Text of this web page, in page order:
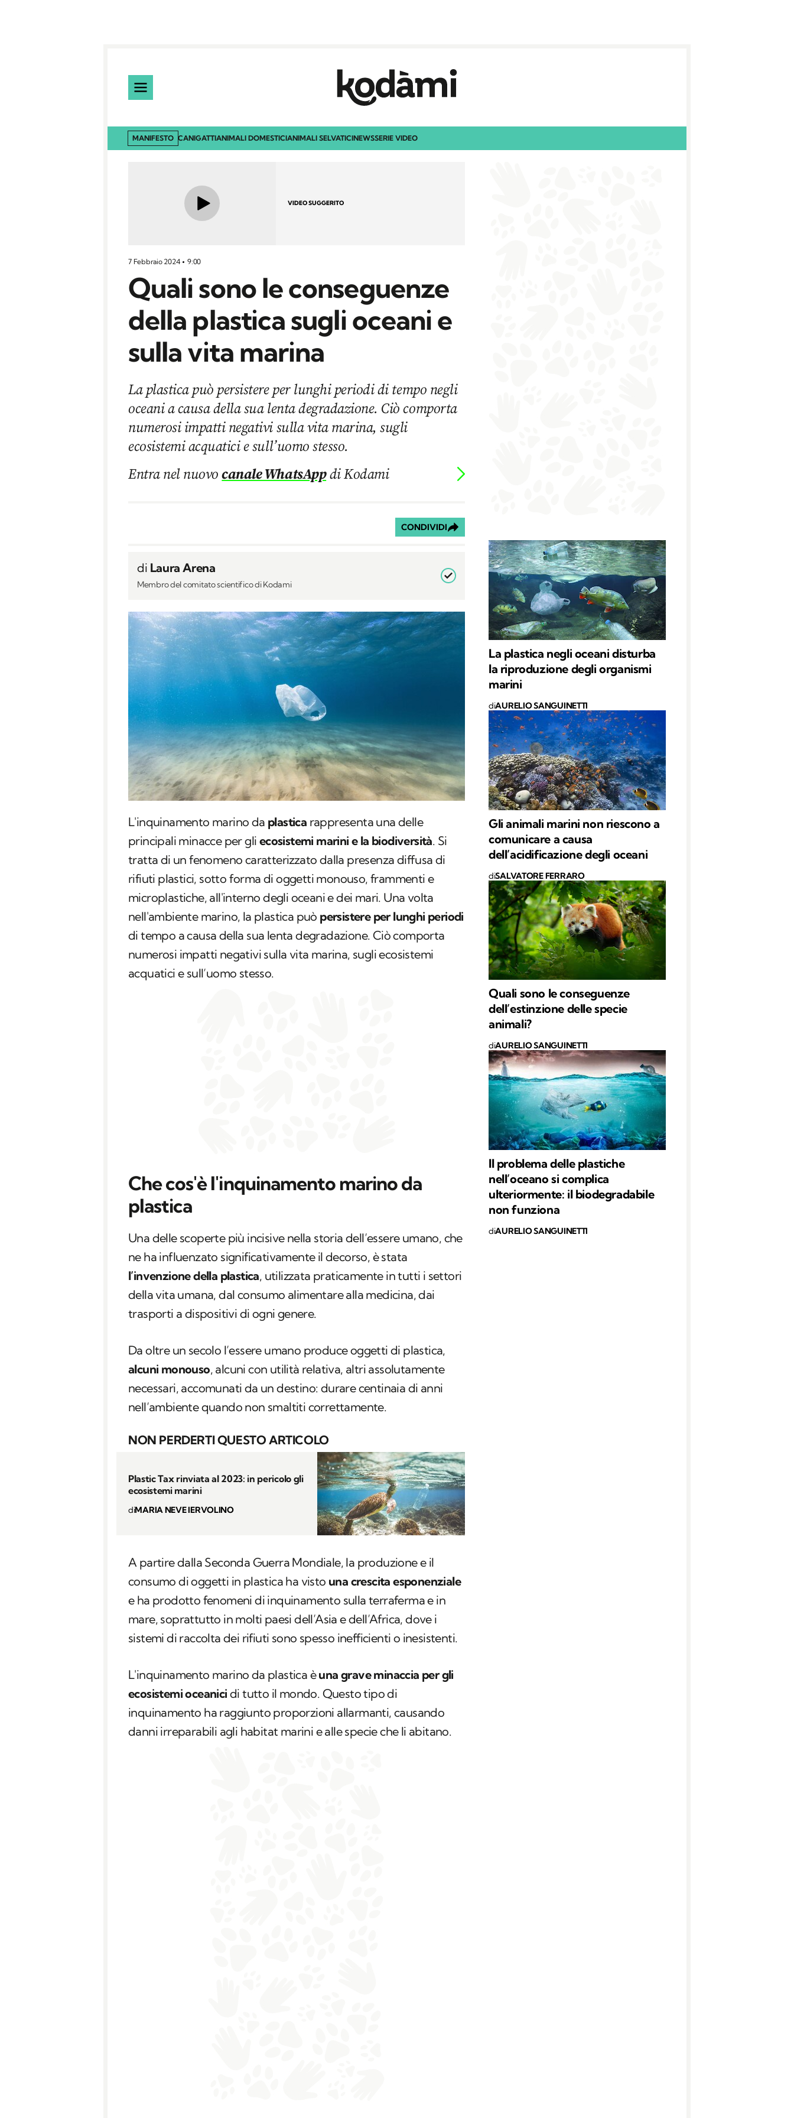
MANIFESTO CANIGATTIANIMALI DOMESTICIANIMALI SELVATICINEWSSERIE VIDEO
VIDEO SUGGERITO
7 Febbraio 2024 9:00
Quali sono le conseguenze
della plastica sugli oceani e
sulla vita marina
La plastica può persistere per lunghi periodi di tempo negli
oceani a causa della sua lenta degradazione. Ciò comporta
numerosi impatti negativi sulla vita marina, sugli
ecosistemi acquatici e sull’uomo stesso.
Entra nel nuovocanale WhatsAppdi Kodami
CONDIVIDI
di Laura Arena
Membro del comitato scientifico di Kodami
L'inquinamento marino da plastica rappresenta una delle
principali minacce per gli ecosistemi marini e la biodiversità. Si
tratta di un fenomeno caratterizzato dalla presenza diffusa di
rifiuti plastici, sotto forma di oggetti monouso, frammenti e
microplastiche, all'interno degli oceani e dei mari. Una volta
nell'ambiente marino, la plastica può persistere per lunghi periodi
di tempo a causa della sua lenta degradazione. Ciò comporta
numerosi impatti negativi sulla vita marina, sugli ecosistemi
acquatici e sull’uomo stesso.
Che cos'è l'inquinamento marino da
plastica
Una delle scoperte più incisive nella storia dell’essere umano, che
ne ha influenzato significativamente il decorso, è stata
l’invenzione della plastica, utilizzata praticamente in tutti i settori
della vita umana, dal consumo alimentare alla medicina, dai
trasporti a dispositivi di ogni genere.
Da oltre un secolo l’essere umano produce oggetti di plastica,
alcuni monouso, alcuni con utilità relativa, altri assolutamente
necessari, accomunati da un destino: durare centinaia di anni
nell’ambiente quando non smaltiti correttamente.
NON PERDERTI QUESTO ARTICOLO
Plastic Tax rinviata al 2023: in pericolo gli
ecosistemi marini
diMARIA NEVE IERVOLINO
A partire dalla Seconda Guerra Mondiale, la produzione e il
consumo di oggetti in plastica ha visto una crescita esponenziale
e ha prodotto fenomeni di inquinamento sulla terraferma e in
mare, soprattutto in molti paesi dell’Asia e dell’Africa, dove i
sistemi di raccolta dei rifiuti sono spesso inefficienti o inesistenti.
L'inquinamento marino da plastica èuna grave minaccia per gli
ecosistemi oceanici di tutto il mondo. Questo tipo di
inquinamento ha raggiunto proporzioni allarmanti, causando
danni irreparabili agli habitat marini e alle specie che li abitano.
La plastica negli oceani disturba
la riproduzione degli organismi
marini
diAURELIO SANGUINETTI
Gli animali marini non riescono a
comunicare a causa
dell’acidificazione degli oceani
diSALVATORE FERRARO
Quali sono le conseguenze
dell’estinzione delle specie
animali?
diAURELIO SANGUINETTI
Il problema delle plastiche
nell’oceano si complica
ulteriormente: il biodegradabile
non funziona
diAURELIO SANGUINETTI